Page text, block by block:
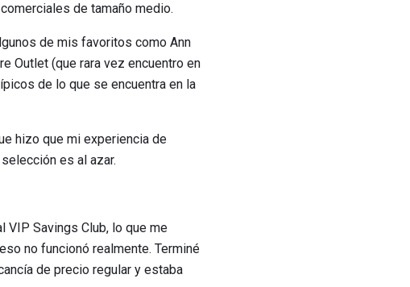
de tamaño medio.
de mis favoritos como Ann
Outlet (que rara vez encuentro en
de lo que se encuentra en la
hizo que mi experiencia de
es al azar.
VIP Savings Club, lo que me
no funcionó realmente. Terminé
de precio regular y estaba